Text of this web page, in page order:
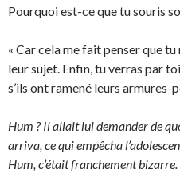
Pourquoi est-ce que tu souris
« Car cela me fait penser que tu
leur sujet. Enfin, tu verras par
s’ils ont ramené leurs armures-
Hum ? Il allait lui demander de
arriva, ce qui empêcha
Hum, c’était franchement bizarre.